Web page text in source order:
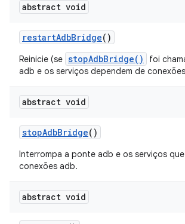
abstract void
restartAdbBridge()
Reinicie (se stopAdbBridge()
foi
adb e os serviços dependem de
abstract void
stopAdbBridge()
Interrompa a ponte adb e os serviços
conexões adb.
abstract void